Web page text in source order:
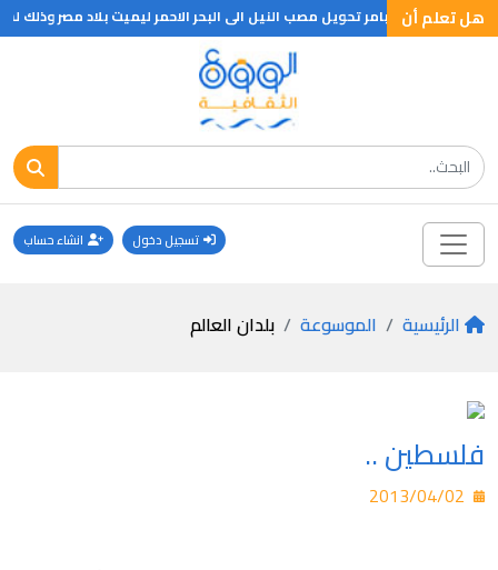
هل تعلم أن
الحبشة بامر تحويل مصب النيل الى البحر الاحمر ليميت بلاد مصر وذلك لشدة
تسجيل دخول انشاء حساب
الرئيسية الموسوعة بلدان العالم
فلسطين ..